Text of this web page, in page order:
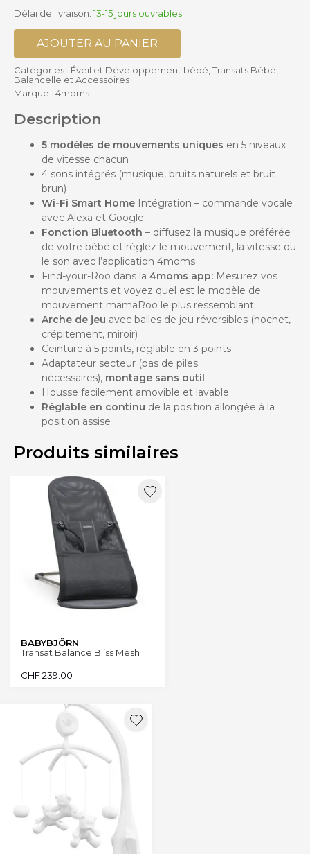
Délai de livraison: 13-15 jours ouvrables
AJOUTER AU PANIER
Catégories : Éveil et Développement bébé Transats Bébé,
Balancelle et Accessoires
Marque : 4moms
Description
5 modèles de mouvements uniques en 5 niveaux
de vitesse chacun
4 sons intégrés (musique, bruits naturels et bruit
brun)
Wi-Fi Smart Home Intégration – commande vocale
avec Alexa et Google
Fonction Bluetooth – diffusez la musique préférée
de votre bébé et réglez le mouvement, la vitesse ou
le son avec l’application 4moms
Find-your-Roo dans la 4moms app: Mesurez vos
mouvements et voyez quel est le modèle de
mouvement mamaRoo le plus ressemblant
Arche de jeu avec balles de jeu réversibles (hochet,
crépitement, miroir)
Ceinture à 5 points, réglable en 3 points
Adaptateur secteur (pas de piles
nécessaires), montage sans outil
Housse facilement amovible et lavable
Réglable en continu de la position allongée à la
position assise
Produits similaires
BABYBJÖRN
Transat Balance Bliss Mesh
CHF239.00